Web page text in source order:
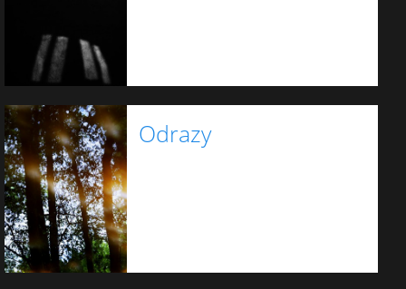
Odrazy